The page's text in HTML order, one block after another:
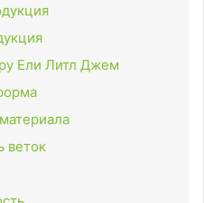
Ели Литл Джем
веток